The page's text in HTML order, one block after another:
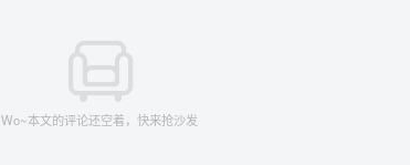
Wo~本文的评论还空着，快来抢沙发